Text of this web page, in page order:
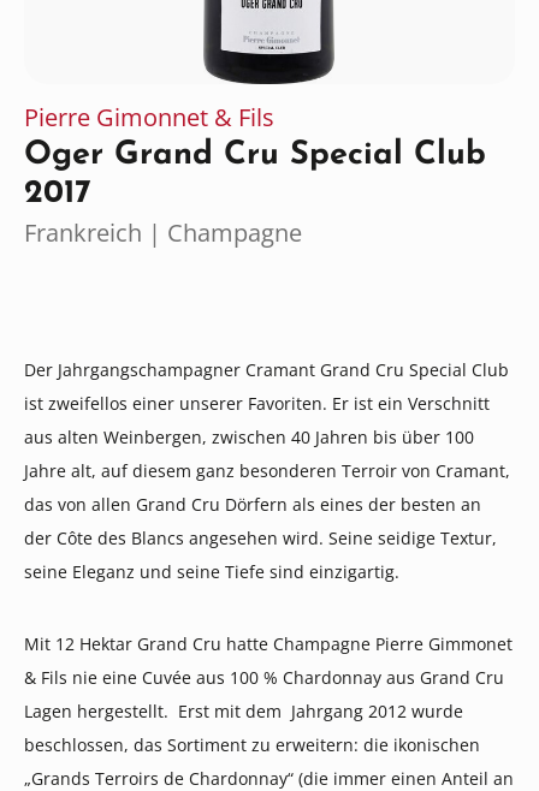
Pierre Gimonnet & Fils
Oger Grand Cru Special Club
2017
Frankreich | Champagne
Der Jahrgangschampagner Cramant Grand Cru Special Club
ist zweifellos einer unserer Favoriten. Er ist ein Verschnitt
aus alten Weinbergen, zwischen 40 Jahren bis über 100
Jahre alt, auf diesem ganz besonderen Terroir von Cramant,
das von allen Grand Cru Dörfern als eines der besten an
der Côte des Blancs angesehen wird. Seine seidige Textur,
seine Eleganz und seine Tiefe sind einzigartig.
Mit 12 Hektar Grand Cru hatte Champagne Pierre Gimmonet
& Fils nie eine Cuvée aus 100 % Chardonnay aus Grand Cru
Lagen hergestellt. Erst mit dem Jahrgang 2012 wurde
beschlossen, das Sortiment zu erweitern: die ikonischen
„Grands Terroirs de Chardonnay“ (die immer einen Anteil an